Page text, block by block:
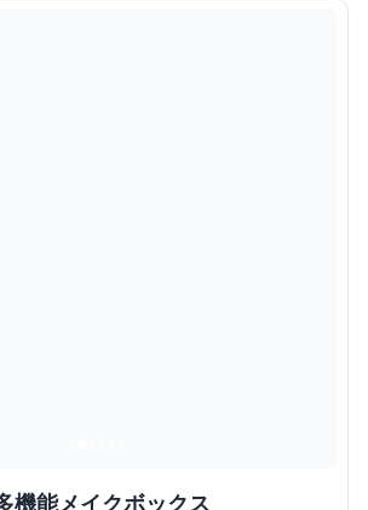
機能メイクボックス